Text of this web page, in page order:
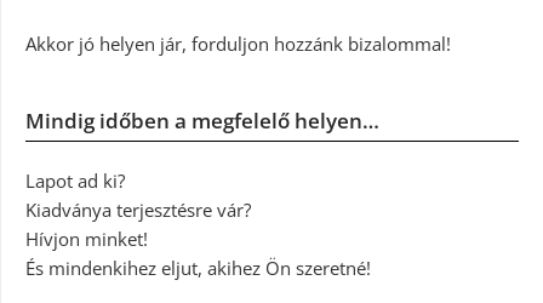
Akkor jó helyen jár, forduljon hozzánk bizalommal!
Mindig időben a megfelelő helyen…
Lapot ad ki?
Kiadványa terjesztésre vár?
Hívjon minket!
És mindenkihez eljut, akihez Ön szeretné!